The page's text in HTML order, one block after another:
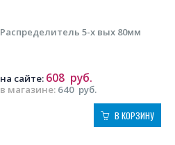
Распределитель 5-х вых 80мм
в магазине: 640 руб.
на сайте: 608 руб.
В КОРЗИНУ